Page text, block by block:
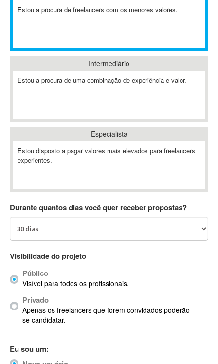
ABBYY FineReader
AbleCommerce
Ableton Push
Abstract Window Toolkit (AWT)
Absynth
ACARS
AccountMate
ACDSee
ACID Pro
ACPI
Acrobat
Acrobat X
Acronis
Actian
Actimize
ActionScript
Active Directory
Estou a procura de freelancers com os menores valores.
Intermediário
Estou a procura de uma combinação de experiência e valor.
Especialista
Estou disposto a pagar valores mais elevados para freelancers
experientes.
Durante quantos dias você quer receber propostas?
Visibilidade do projeto
Público
Visível para todos os profissionais.
Privado
Apenas os freelancers que forem convidados poderão
se candidatar.
Eu sou um: